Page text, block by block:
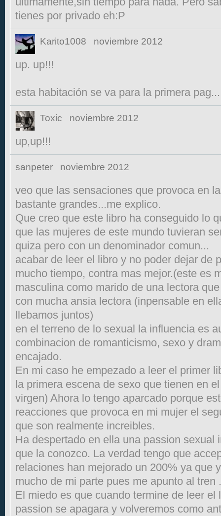
tienes por privado eh:P
Karito1008 noviembre 2012
up. up!!!
esta habitación se va para la primera
Toxic noviembre 2012
up,up!!!
sanpeter noviembre 2012
veo que las sensaciones que provoca en
bastante grandes...me explico.
Que creo que este libro ha conseguido lo
que las mujeres de este mundo tuvieran
quiza pero con un denominador comun...
acabar de leer el libro y no poder dejar de
mucho tiempo, contra mas mejor.(este es
masculina como marido de una lectora
con mucha ansia lectora (inpensable en
llebamos juntos)
en el terreno de lo sexual la influencia es
combinacion de romanticismo, sexo y
encajado.
En mi caso he empezado a leer el primer
la primera escena de sexo que tienen en
virgen) Ahora lo tengo aparcado porque
reacciones que provoca en mi mujer el
que son realmente increibles.
Ha despertado en ella una passion sexual
que la conozco. La verdad tengo que
relaciones han mejorado un 200% ya que
mucho de mi parte pues me apunto al tren .
El miedo es que cuando termine de leer el
passion se apagara y volveremos como